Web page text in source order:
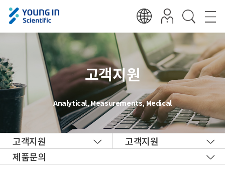
고객지원
Analytical, Measurements, Medical
고객지원
고객지원
제품문의